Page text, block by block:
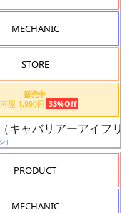
MECHANIC
STORE
販売中
駿河屋 1,990円 33%Off
キャバリアーアイフ
）
PRODUCT
MECHANIC